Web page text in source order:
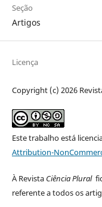
Seção
Artigos
Licença
Copyright (c) 2026
Este trabalho está
Attribution-
À Revista Ciência Plural
referente a todos os